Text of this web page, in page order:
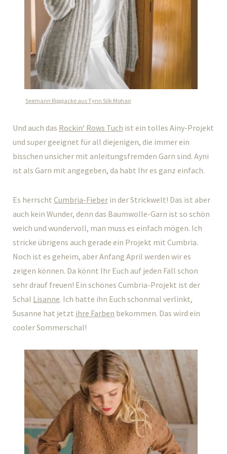
Seemann Rippjacke aus Tynn Silk Mohair
Und auch das Rockin‘ Rows Tuch ist ein tolles Ainy-Projekt
und super geeignet für all diejenigen, die immer ein
bisschen unsicher mit anleitungsfremden Garn sind. Ayni
ist als Garn mit angegeben, da habt Ihr es ganz einfach.
Es herrscht Cumbria-Fieber in der Strickwelt! Das ist aber
auch kein Wunder, denn das Baumwolle-Garn ist so schön
weich und wundervoll, man muss es einfach mögen. Ich
stricke übrigens auch gerade ein Projekt mit Cumbria.
Noch ist es geheim, aber Anfang April werden wir es
zeigen können. Da könnt Ihr Euch auf jeden Fall schon
sehr drauf freuen! Ein schönes Cumbria-Projekt ist der
Schal Lisanne. Ich hatte ihn Euch schonmal verlinkt,
Susanne hat jetzt ihre Farben bekommen. Das wird ein
cooler Sommerschal!